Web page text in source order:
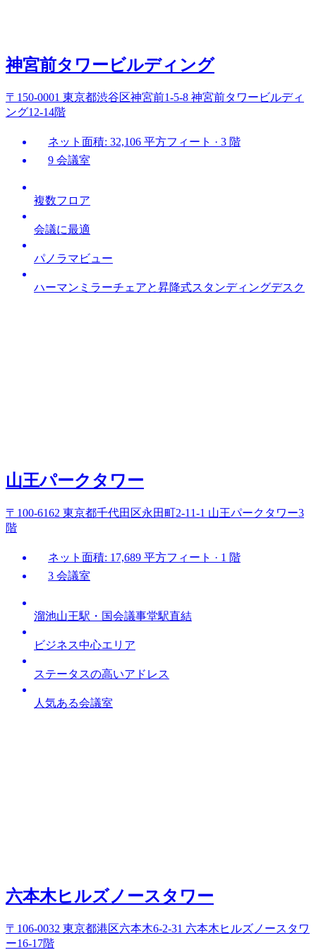
神宮前タワービルディング
〒150-0001 東京都渋谷区神宮前1-5-8 神宮前タワービルディ
ング12-14階
ネット面積: 32,106 平方フィート · 3 階
9 会議室
複数フロア
会議に最適
パノラマビュー
ハーマンミラーチェアと昇降式スタンディングデスク
山王パークタワー
〒100-6162 東京都千代田区永田町2-11-1 山王パークタワー3
階
ネット面積: 17,689 平方フィート · 1 階
3 会議室
溜池山王駅・国会議事堂駅直結
ビジネス中心エリア
ステータスの高いアドレス
人気ある会議室
六本木ヒルズノースタワー
〒106-0032 東京都港区六本木6-2-31 六本木ヒルズノースタワ
ー16-17階